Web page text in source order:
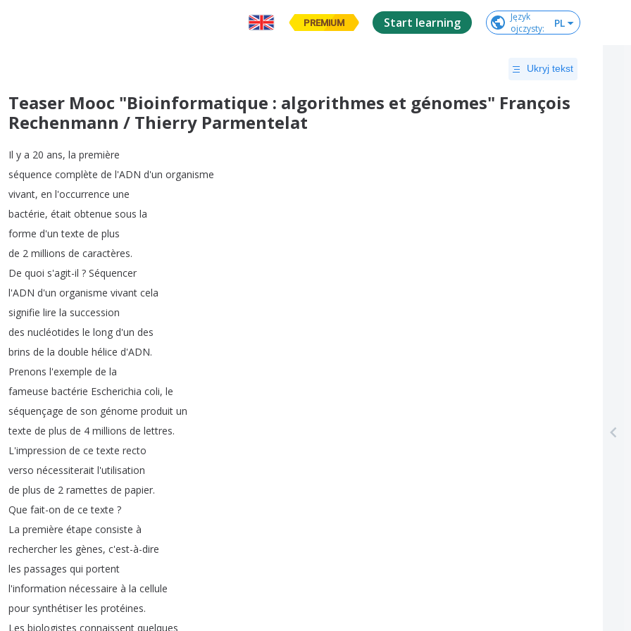
PREMIUM Start learning
Język
ojczysty: PL
Ukryj tekst
Teaser Mooc "Bioinformatique : algorithmes et génomes" François
Rechenmann / Thierry Parmentelat
Il y a 20 ans, la première
séquence complète de l'ADN d'un organisme
vivant, en l'occurrence une
bactérie, était obtenue sous la
forme d'un texte de plus
de 2 millions de caractères.
De quoi s'agit-il ? Séquencer
l'ADN d'un organisme vivant cela
signifie lire la succession
des nucléotides le long d'un des
brins de la double hélice d'ADN.
Prenons l'exemple de la
fameuse bactérie Escherichia coli, le
séquençage de son génome produit un
texte de plus de 4 millions de lettres.
L'impression de ce texte recto
verso nécessiterait l'utilisation
de plus de 2 ramettes de papier.
Que fait-on de ce texte ?
La première étape consiste à
rechercher les gènes, c'est-à-dire
les passages qui portent
l'information nécessaire à la cellule
pour synthétiser les protéines.
Les biologistes connaissent quelques